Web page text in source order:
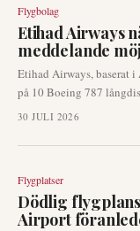
Flygbolag
Etihad Airways
meddelande
Etihad Airways, baserat i
på 10 Boeing 787
tillkännagivande kan
30 JULI 2026
Flygplatser
Dödlig
Airport